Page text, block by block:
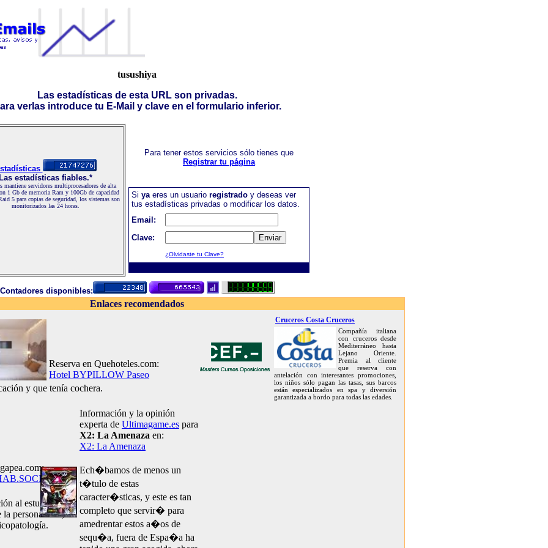
tusushiya
Las estadísticas de esta URL son privadas.
verlas introduce tu E-Mail y clave en el formulario inferior.
Las estadísticas fiables.*
mantiene servidores multiprocesadores de alta
1 Gb de memoria Ram y 100Gb de capacidad
5 para copias de seguridad, los sistemas son
monitorizados las 24 horas.
Para tener estos servicios sólo tienes que
Registrar tu página
Si yaeres un usuario registrado y deseas ver
tus estadísticas privadas o modificar los datos.
Email:
Clave:
¿Olvidaste tu Clave?
Contadores disponibles:
Enlaces recomendados
Reserva en Quehoteles.com:
Hotel BYPILLOW Paseo
y que tenía cochera.
Cruceros Costa Cruceros
Compañía italiana
con cruceros desde
Mediterráneo hasta
Lejano Oriente.
Premia al cliente
que reserva con
antelación con interesantes promociones,
los niños sólo pagan las tasas, sus barcos
están especializados en spa y diversión
garantizada a bordo para todas las edades.
al estudio de
la personalidad,
Información y la opinión
experta de Ultimagame.es para
X2: La Amenaza en:
X2: La Amenaza
Ech�bamos de menos un
t�tulo de estas
caracter�sticas, y este es tan
completo que servir� para
amedrentar estos a�os de
sequ�a, fuera de Espa�a ha